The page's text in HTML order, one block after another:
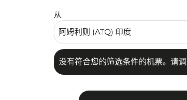
从
没有符合您的筛选条件的机票。请调